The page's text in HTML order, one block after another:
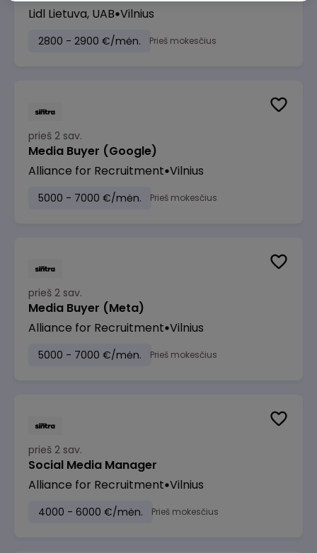
Lidl Lietuva, UAB Vilnius
2800 - 2900 €/mėn. Prieš mokesčius
prieš 2 sav.
Media Buyer (Google)
Alliance for Recruitment Vilnius
5000 - 7000 €/mėn. Prieš mokesčius
prieš 2 sav.
Media Buyer (Meta)
Alliance for Recruitment Vilnius
5000 - 7000 €/mėn. Prieš mokesčius
prieš 2 sav.
Social Media Manager
Alliance for Recruitment Vilnius
4000 - 6000 €/mėn. Prieš mokesčius